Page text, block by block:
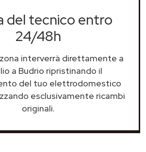
del tecnico entro
24/48h
interverrà direttamente a
a Budrio ripristinando il
del tuo elettrodomestico
esclusivamente ricambi
originali.